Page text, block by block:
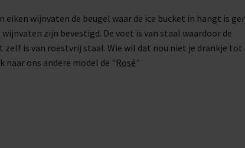
eiken wijnvaten de beugel waar de ice bucket in hangt is
zijn bevestigd. De voet is van staal waardoor de
zelf is van roestvrij staal. Wie wil dat nou niet je drankje tot
naar ons andere model de "Rosé"